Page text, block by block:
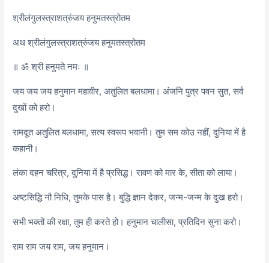
श्रीलंगुलस्त्राशत्रुंजय हनुमतस्त्रोतम
अथ श्रीलंगुलस्त्राशत्रुंजय हनुमतस्त्रोतम
॥ ॐ श्री हनुमते नमः ॥
जय जय जय हनुमान महावीर, अतुलित बलधामा। अंजनि पुत्र पवन सुत, सर्व
दुखों को हरो।
रामदूत अतुलित बलधामा, सत्य स्वरूप भवानी। तुम सम कोउ नहीं, दुनिया में है
कहानी।
लंका दहन चरित्र, दुनिया में है प्रसिद्ध। रावण को मार के, सीता को लाया।
अष्टसिद्धि नौ निधि, तुमके पास है। बुद्धि ज्ञान देकर, जन्म-जन्म के दुख हरो।
सभी भक्तों की रक्षा, तुम ही करते हो। हनुमान चालीसा, प्रतिदिन सुना करो।
राम राम जय राम, जय हनुमान।